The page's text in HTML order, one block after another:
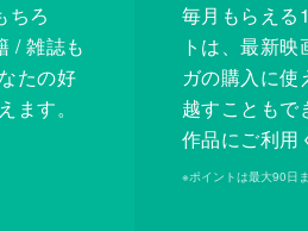
ちろ
/ 雑誌も
たの好
ます。
毎月もらえる
トは、最新
ガの購入に使
越すこともで
作品にご利用
※ポイントは最大90日